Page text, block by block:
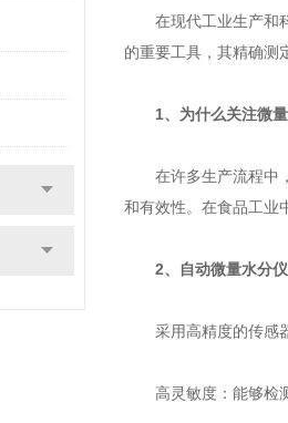
在现代工业生产和科
的重要工具，其精确测
1、为什么关注微
在许多生产流程中，
和有效性。在食品工业
2、自动微量水分
采用高精度的传感器
高灵敏度：能够检